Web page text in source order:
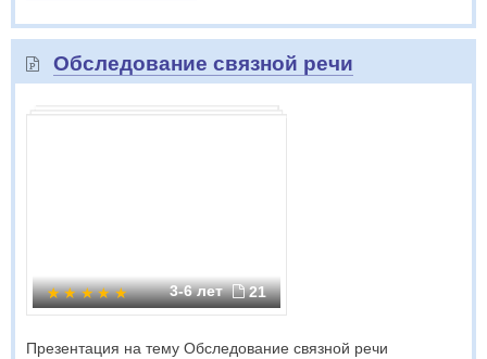
Обследование связной речи
3-6 лет 21
Презентация на тему Обследование связной речи